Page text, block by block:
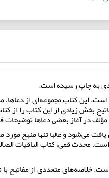
به چاپ رسیده است.
(به معنای کلیدهای بهشت‌ها) نام رایج‌ترین کتاب دعا در بین شیعیان، تألیف شیخ عباس قمی (۱۲۹۴-۱۳۵۹ق)
بخش زیادی از این کتاب را از
در آغاز بعضی دعاها
یافت می‌شود و غالبا تنها منبع
قمی، کتاب الباقیات
خلاصه‌های متعددی از مفاتیح با